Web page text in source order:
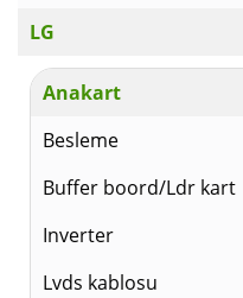
LG
Anakart
Besleme
Buffer boord/Ldr kart
Inverter
Lvds kablosu